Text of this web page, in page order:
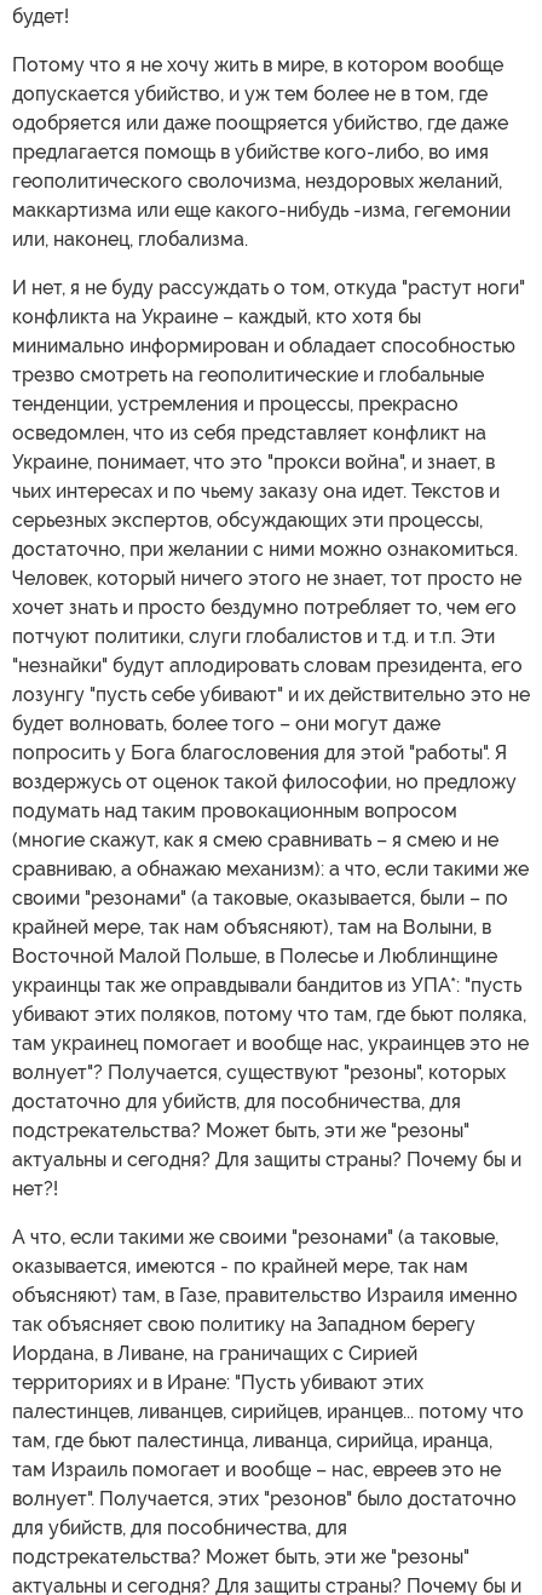
будет!
Потому что я не хочу жить в мире, в котором вообще
допускается убийство, и уж тем более не в том, где
одобряется или даже поощряется убийство, где даже
предлагается помощь в убийстве кого-либо, во имя
геополитического сволочизма, нездоровых желаний,
маккартизма или еще какого-нибудь -изма, гегемонии
или, наконец, глобализма.
И нет, я не буду рассуждать о том, откуда "растут ноги"
конфликта на Украине – каждый, кто хотя бы
минимально информирован и обладает способностью
трезво смотреть на геополитические и глобальные
тенденции, устремления и процессы, прекрасно
осведомлен, что из себя представляет конфликт на
Украине, понимает, что это "прокси война", и знает, в
чьих интересах и по чьему заказу она идет. Текстов и
серьезных экспертов, обсуждающих эти процессы,
достаточно, при желании с ними можно ознакомиться.
Человек, который ничего этого не знает, тот просто не
хочет знать и просто бездумно потребляет то, чем его
потчуют политики, слуги глобалистов и т.д. и т.п. Эти
"незнайки" будут аплодировать словам президента, его
лозунгу "пусть себе убивают" и их действительно это не
будет волновать, более того – они могут даже
попросить у Бога благословения для этой "работы". Я
воздержусь от оценок такой философии, но предложу
подумать над таким провокационным вопросом
(многие скажут, как я смею сравнивать – я смею и не
сравниваю, а обнажаю механизм): а что, если такими же
своими "резонами" (а таковые, оказывается, были – по
крайней мере, так нам объясняют), там на Волыни, в
Восточной Малой Польше, в Полесье и Люблинщине
украинцы так же оправдывали бандитов из УПА*: "пусть
убивают этих поляков, потому что там, где бьют поляка,
там украинец помогает и вообще нас, украинцев это не
волнует"? Получается, существуют "резоны", которых
достаточно для убийств, для пособничества, для
подстрекательства? Может быть, эти же "резоны"
актуальны и сегодня? Для защиты страны? Почему бы и
нет?!
А что, если такими же своими "резонами" (а таковые,
оказывается, имеются - по крайней мере, так нам
объясняют) там, в Газе, правительство Израиля именно
так объясняет свою политику на Западном берегу
Иордана, в Ливане, на граничащих с Сирией
территориях и в Иране: "Пусть убивают этих
палестинцев, ливанцев, сирийцев, иранцев... потому что
там, где бьют палестинца, ливанца, сирийца, иранца,
там Израиль помогает и вообще – нас, евреев это не
волнует". Получается, этих "резонов" было достаточно
для убийств, для пособничества, для
подстрекательства? Может быть, эти же "резоны"
актуальны и сегодня? Для защиты страны? Почему бы и